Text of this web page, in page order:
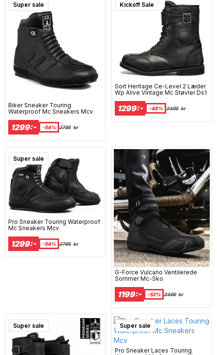
Super sale
Biker Sneaker Touring
Waterproof Mc Sneakers Mcv
1299:- -54% 2795 kr
Kickoff Sale
Sort Heritage Ce-Level 2 Læder
Wp Alive Vintage Mc Støvler Ds1
1299:- -48% 2495 kr
Super sale
Pro Sneaker Touring Waterproof
Mc Sneakers Mcv
1299:- -54% 2795 kr
G-Force Vulcano Ventilerede
Sommer Mc-Sko
1199:- -52% 2499 kr
Super sale Super sale
Pro Sneaker Laces Touring